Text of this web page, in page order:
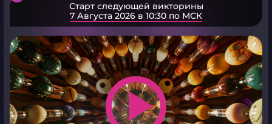
Старт следующей викторины
7 Августа 2026 в 10:30 по МСК
play_arrow